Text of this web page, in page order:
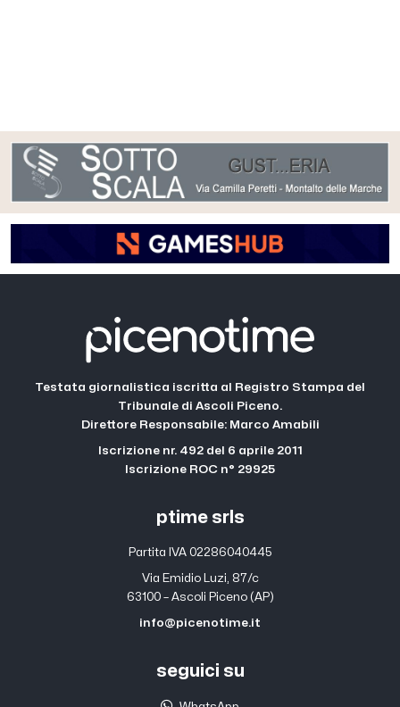
Testata giornalistica iscritta al Registro Stampa del
Tribunale di Ascoli Piceno.
Direttore Responsabile: Marco Amabili
Iscrizione nr. 492 del 6 aprile 2011
Iscrizione ROC n° 29925
ptime srls
Partita IVA 02286040445
Via Emidio Luzi, 87/c
63100 – Ascoli Piceno (AP)
info@picenotime.it
seguici su